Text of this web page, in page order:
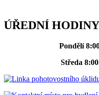
ÚŘEDNÍ HODINY
Pondělí
Středa